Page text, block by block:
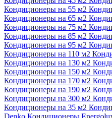
Кондиционеры на 55 м2
Кондиционеры на 65 м2
Кондиционеры на 75 м2
Кондиционеры на 85 м2
Кондиционеры на 95 м2
Кондиционеры на 110 м2
Кондиционеры на 130 м2
Кондиционеры на 150 м2
Кондиционеры на 170 м2
Кондиционеры на 190 м2
Кондиционеры на 300 м2
Кондиционеры на 35 м2
Denko Кондиционеры